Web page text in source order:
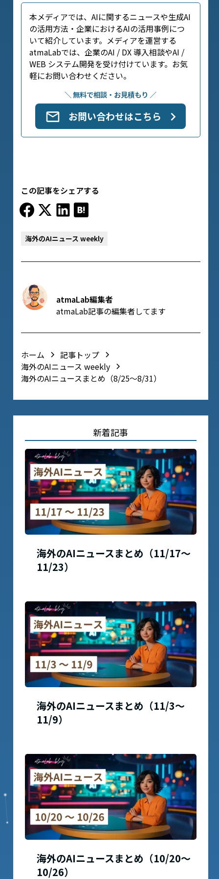
本メディアでは、AIに関するニュースや生成AI
の活用方法・企業におけるAIの活用事例につ
いて紹介しています。メディアを運営する
atmaLabでは、企業のAI / DX 導入相談やAI /
WEB システム開発を受け付けています。お気
軽にお問い合わせください。
＼ 無料で相談・お見積もり ／
お問い合わせはこちら
この記事をシェアする
海外のAIニュース weekly
atmaLab編集者
atmaLab記事の編集者してます
ホーム
記事トップ
海外のAIニュース weekly
海外のAIニュースまとめ（8/25〜8/31）
新着記事
海外のAIニュースまとめ（11/17〜
11/23）
海外のAIニュースまとめ（11/3〜
11/9）
海外のAIニュースまとめ（10/20〜
10/26）